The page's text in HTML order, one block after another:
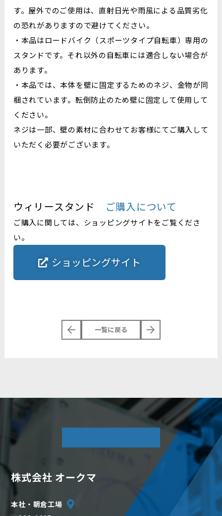
す。屋外でのご使用は、直射日光や雨風による品質劣化
の恐れがありますので避けてください。
・本品はロードバイク（スポーツタイプ自転車）専用の
スタンドです。それ以外の自転車には適合しない場合が
あります。
・本品では、本体を壁に固定するためのネジ、金物が同
梱されています。転倒防止のため壁に固定して使用して
ください。
ネジは一部、壁の素材に合わせてお客様にてご購入して
いただく必要がございます。
ウィリースタンド ご購入について
ご購入に関しては、ショッピングサイトをご覧くださ
い。
ショッピングサイト
一覧に戻る
株式会社 オークマ
本社・朝倉工場